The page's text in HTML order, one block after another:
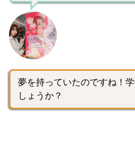
夢を持っていたのですね！
しょうか？